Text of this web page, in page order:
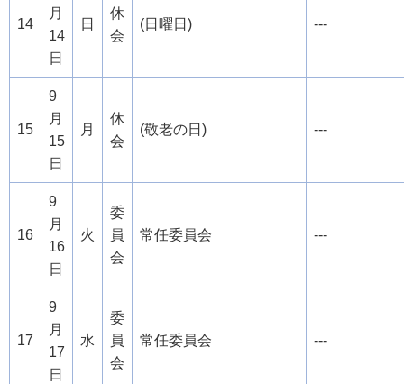
14
月
14
日
日
休
会
(日曜日) ---
15
9
月
15
日
月
休
会
(敬老の日) ---
16
9
月
16
日
火
委
員
会
常任委員会 ---
17
9
月
17
日
水
委
員
会
常任委員会 ---